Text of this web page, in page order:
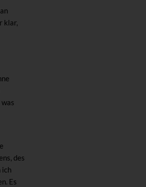
klar,
des
ich
Es